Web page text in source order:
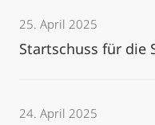
25. April 2025
Startschuss für die
24. April 2025